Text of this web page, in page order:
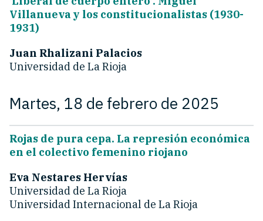
Villanueva y los constitucionalistas (1930-
1931)
Juan Rhalizani Palacios
Universidad de La Rioja
Martes, 18 de febrero de 2025
Rojas de pura cepa. La represión económica
en el colectivo femenino riojano
Eva Nestares Hervías
Universidad de La Rioja
Universidad Internacional de La Rioja